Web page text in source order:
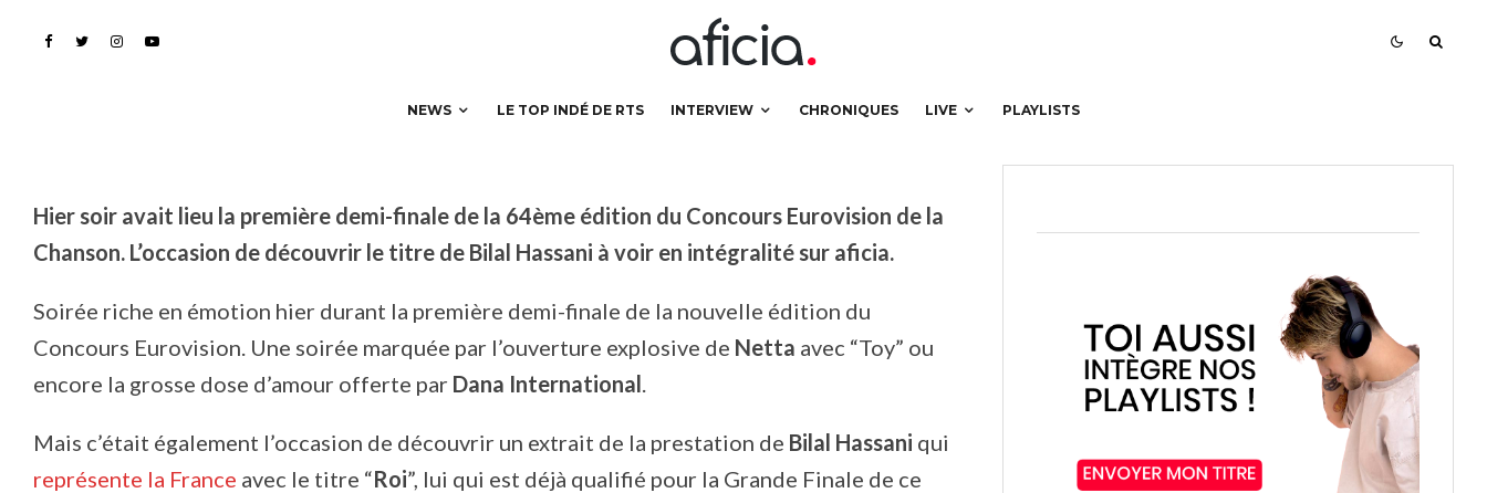
NEWS LE TOP INDÉ DE RTS INTERVIEW CHRONIQUES LIVE PLAYLISTS
Hassani avec son titre “Roi” en intégralité
Hier soir avait lieu la première demi-finale de la 64ème édition du Concours Eurovision de la
Chanson. L’occasion de découvrir le titre de Bilal Hassani à voir en intégralité sur aficia.
Soirée riche en émotion hier durant la première demi-finale de la nouvelle édition du
Concours Eurovision. Une soirée marquée par l’ouverture explosive de Netta avec “Toy” ou
encore la grosse dose d’amour offerte par Dana International.
Mais c’était également l’occasion de découvrir un extrait de la prestation de Bilal Hassani qui
représente la France avec le titre “Roi”, lui qui est déjà qualifié pour la Grande Finale de ce